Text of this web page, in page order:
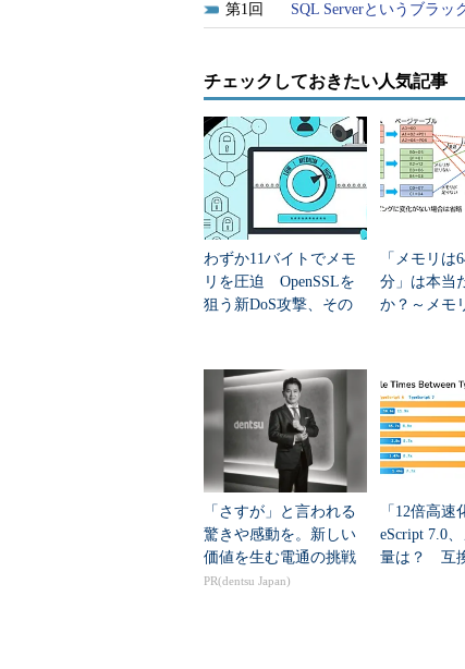
図1 SQL Serverのメモリ構成
この図1に示されている以下の4
memory to reserve
SQL Serverのワーキング
Windows Serverのワーキ
例えばWindows Server 2003と
体600～800Mbytesのワーキング
トはユーザーが設定することの
メモリプールは、実際の運用
うなパフォーマンス監視ツール
1 SQL Serverというブラッ
チェックしておきたい人気記事
わずか11バイトでメモ
リを圧迫 OpenSSLを
狙う新DoS攻撃、その
「メモリは
分」は本当
か？～メモ
「さすが」と言われる
驚きや感動を。新しい
価値を生む電通の挑戦
PR(dentsu Japan)
「12倍高速
eScript 7.0
量は？ 互